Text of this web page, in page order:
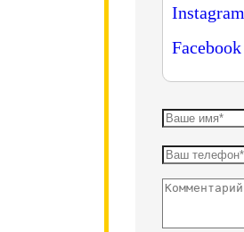
Instagram
Facebook